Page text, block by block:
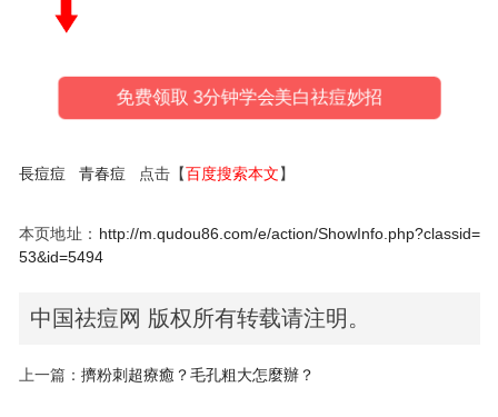
免费领取 3分钟学会美白祛痘妙招
長痘痘 青春痘 点击【百度搜索本文】
本页地址： http://m.qudou86.com/e/action/ShowInfo.php?classid=
53&id=5494
中国祛痘网 版权所有转载请注明。
上一篇： 擠粉刺超療癒？毛孔粗大怎麼辦？